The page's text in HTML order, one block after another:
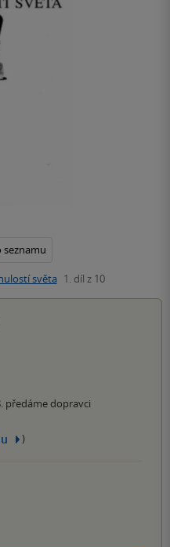
seznamu
světa 1. díl z 10
předáme dopravci
)